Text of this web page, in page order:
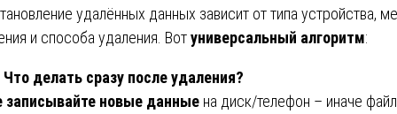
удалённых данных зависит от типа устройства,
и способа удаления. Вотуниверсальный алгоритм:
Что делать сразу после удаления?
записывайте новые данные на диск/телефон – иначе